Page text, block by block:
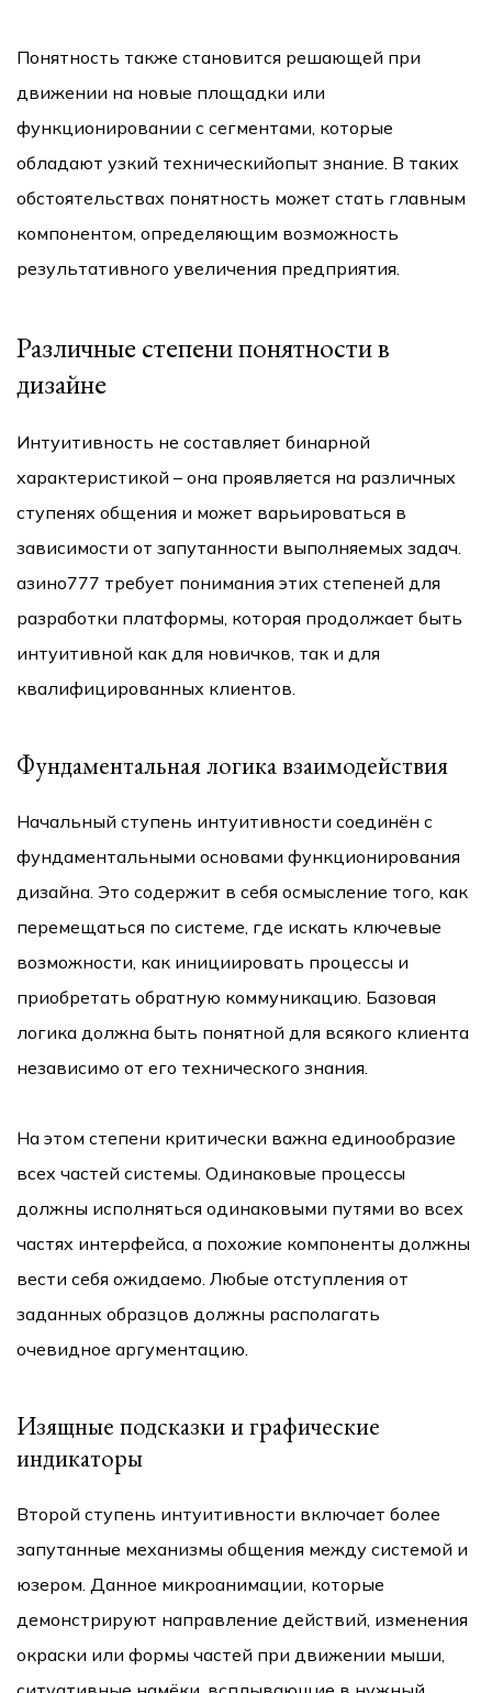
Понятность также становится решающей при
движении на новые площадки или
функционировании с сегментами, которые
обладают узкий техническийопыт знание. В таких
обстоятельствах понятность может стать главным
компонентом, определяющим возможность
результативного увеличения предприятия.
Различные степени понятности в
дизайне
Интуитивность не составляет бинарной
характеристикой – она проявляется на различных
ступенях общения и может варьироваться в
зависимости от запутанности выполняемых задач.
азино777 требует понимания этих степеней для
разработки платформы, которая продолжает быть
интуитивной как для новичков, так и для
квалифицированных клиентов.
Фундаментальная логика взаимодействия
Начальный ступень интуитивности соединён с
фундаментальными основами функционирования
дизайна. Это содержит в себя осмысление того, как
перемещаться по системе, где искать ключевые
возможности, как инициировать процессы и
приобретать обратную коммуникацию. Базовая
логика должна быть понятной для всякого клиента
независимо от его технического знания.
На этом степени критически важна единообразие
всех частей системы. Одинаковые процессы
должны исполняться одинаковыми путями во всех
частях интерфейса, а похожие компоненты должны
вести себя ожидаемо. Любые отступления от
заданных образцов должны располагать
очевидное аргументацию.
Изящные подсказки и графические
индикаторы
Второй ступень интуитивности включает более
запутанные механизмы общения между системой и
юзером. Данное микроанимации, которые
демонстрируют направление действий, изменения
окраски или формы частей при движении мыши,